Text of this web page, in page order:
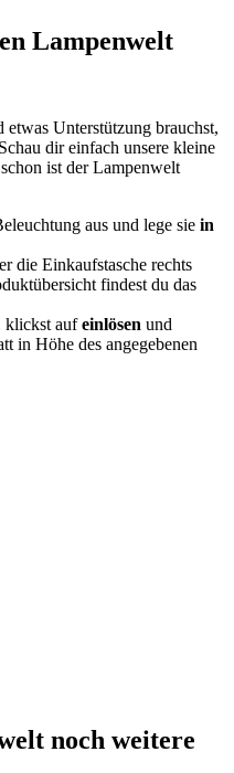
Lampenwelt
etwas Unterstützung brauchst,
dir einfach unsere kleine
ist der Lampenwelt
aus und lege sie in
die Einkaufstasche rechts
findest du das
klickst aufeinlösen und
in Höhe des angegebenen
noch weitere